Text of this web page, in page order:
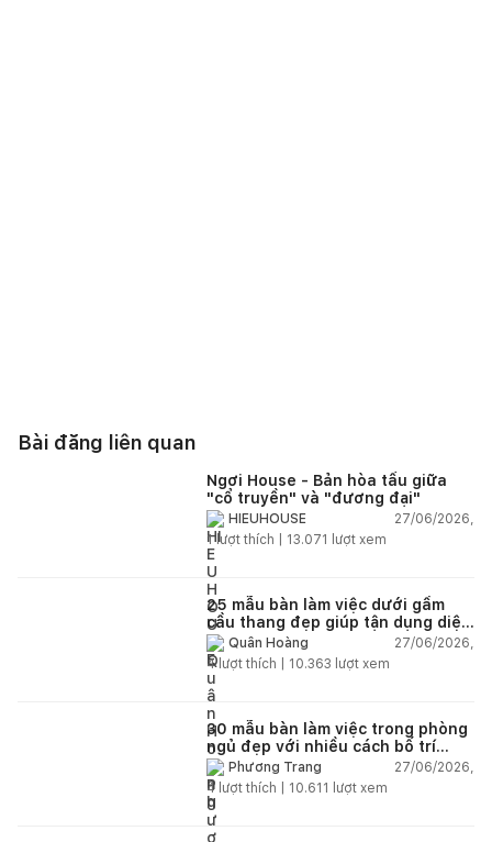
Bài đăng liên quan
Ngơi House - Bản hòa tấu giữa
"cổ truyền" và "đương đại"
HIEUHOUSE
27/06/2026,
1lượt thích | 13.071 lượt xem
25 mẫu bàn làm việc dưới gầm
cầu thang đẹp giúp tận dụng diện
tích tưởng chừng bị bỏ quên
Quân Hoàng
27/06/2026,
4lượt thích | 10.363 lượt xem
30 mẫu bàn làm việc trong phòng
ngủ đẹp với nhiều cách bố trí
thông minh cho mọi diện tích
Phương Trang
27/06/2026,
4 lượt thích | 10.611 lượt xem